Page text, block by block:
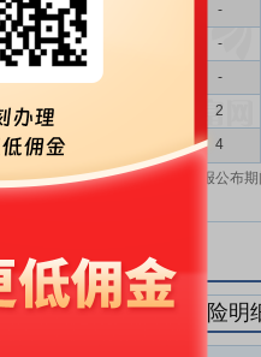
-
-
-
2
4
表、基金季报、半年报和年报公布
仓社保明细 持仓保险明